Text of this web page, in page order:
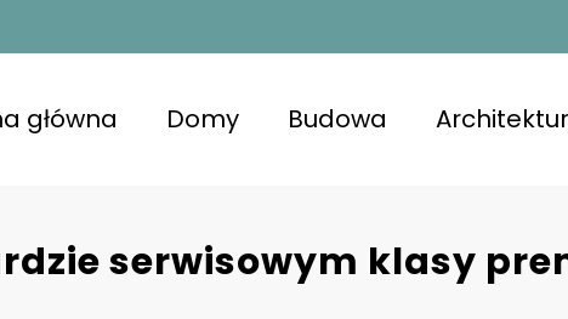
przestrzeń z lśniącymi powierzchniami,
główna Domy Budowa
serwisowym klasy